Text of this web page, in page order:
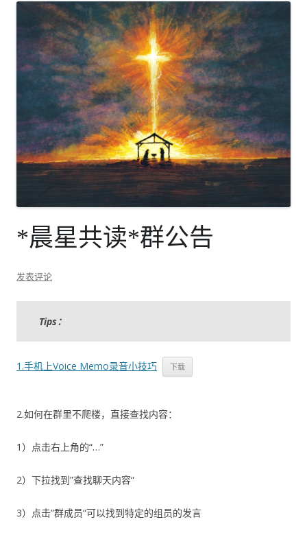
*晨星共读*群公告
发表评论
Tips：
1.手机上Voice Memo录音小技巧 下载
2.如何在群里不爬楼，直接查找内容：
1）点击右上角的“…”
2）下拉找到”查找聊天内容“
3）点击”群成员“可以找到特定的组员的发言